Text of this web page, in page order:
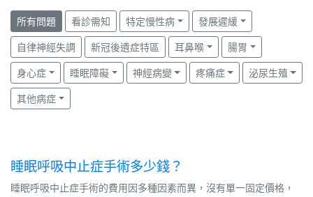
所有問題 看診需知 特定慢性病
發展遲緩
自律神經失調
新冠後遺症特區 耳鼻喉
腸胃
身心症
睡眠障礙 神經病變 疼痛症
泌尿生殖
其他病症
睡眠呼吸中止症手術多少錢？
睡眠呼吸中止症手術的費用因多種因素而異，沒有單一固定價格，